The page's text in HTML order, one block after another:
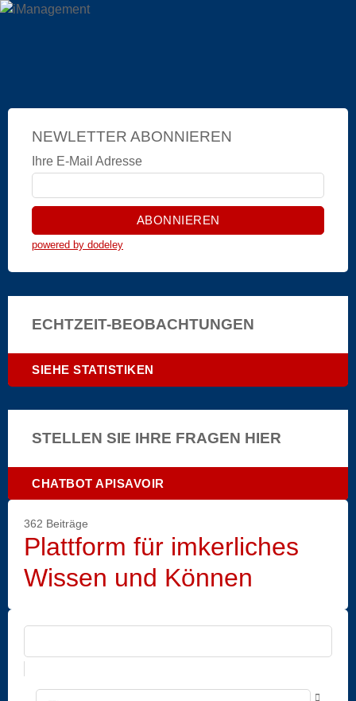
NEWLETTER ABONNIEREN
Ihre E-Mail Adresse
powered by dodeley
ECHTZEIT-BEOBACHTUNGEN
SIEHE STATISTIKEN
STELLEN SIE IHRE FRAGEN HIER
CHATBOT APISAVOIR
Plattform für imkerliches
Wissen und Können
362 Beiträge